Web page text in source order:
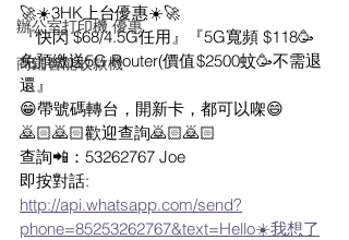
辦公室打印機 優惠
商鋪智能收款機
🚀☀️3HK上台優惠☀️🚀
『快閃 $68/4.5G任用』『5G寬頻 $118🥳
免預繳送5G Router(價值$2500蚊🥳不需退
還』
😁帶號碼轉台，開新卡，都可以㗎😄
🙇🏻🙇🏻歡迎查詢🙇🏻🙇🏻
查詢📲：53262767 Joe
即按對話:
http://api.whatsapp.com/send?
phone=85253262767&text=Hello☀️我想了